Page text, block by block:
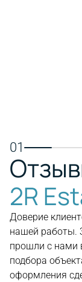
01
2R
Доверие
нашей работы.
прошли с нами
подбора
оформления